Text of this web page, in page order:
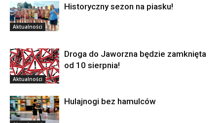
Aktualności
Historyczny sezon na piasku!
Aktualności
Droga do Jaworzna będzie zamknięta
od 10 sierpnia!
Hulajnogi bez hamulców